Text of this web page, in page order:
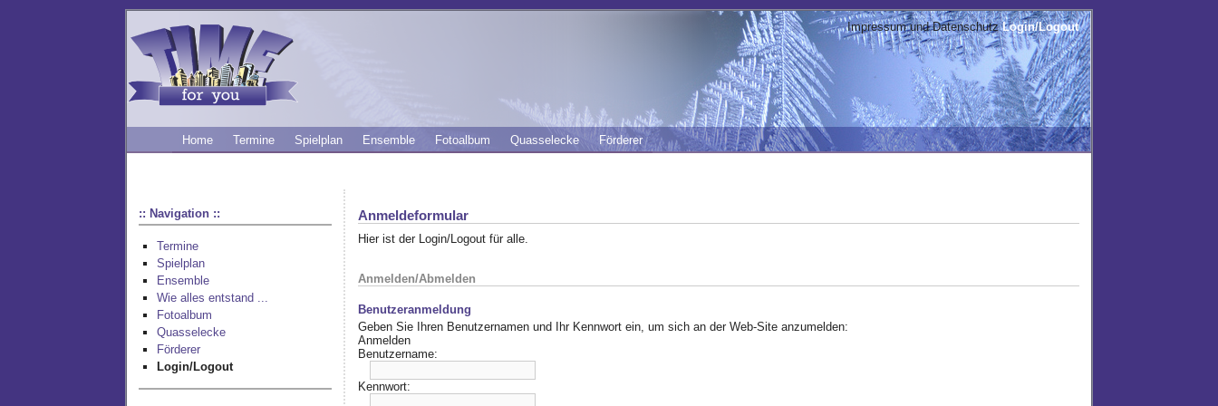
Impressum und Datenschutz Login/Logout
Home Termine Spielplan Ensemble Fotoalbum Quasselecke Förderer
:: Navigation ::
Termine
Spielplan
Ensemble
Wie alles entstand ...
Fotoalbum
Quasselecke
Förderer
Login/Logout
Anmeldeformular
Hier ist der Login/Logout für alle.
Anmelden/Abmelden
Benutzeranmeldung
Geben Sie Ihren Benutzernamen und Ihr Kennwort ein, um sich an der Web-Site anzumelden:
Anmelden
Benutzername:
Kennwort: